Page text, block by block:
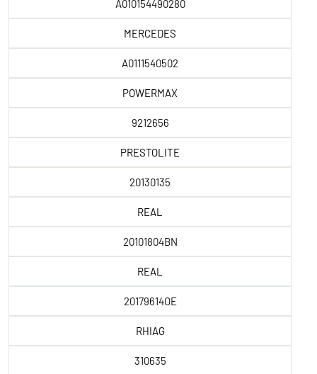
A010154490280
MERCEDES
A0111540502
POWERMAX
9212656
PRESTOLITE
20130135
REAL
20101804BN
REAL
20179614OE
RHIAG
310635